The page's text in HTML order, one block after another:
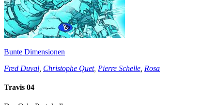
Bunte Dimensionen
Fred Duval Christophe Quet, Pierre Schelle Rosa
Travis 04